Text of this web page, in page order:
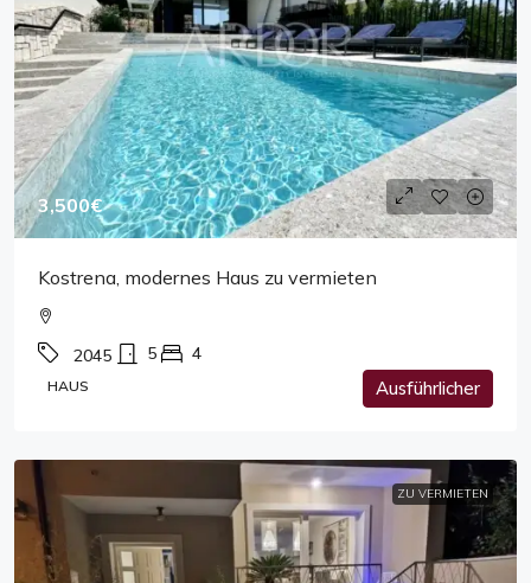
3,500€
Kostrena, modernes Haus zu vermieten
2045 5 4
HAUS Ausführlicher
ZU VERMIETEN